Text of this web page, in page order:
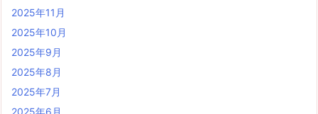
2025年11月
2025年10月
2025年9月
2025年8月
2025年7月